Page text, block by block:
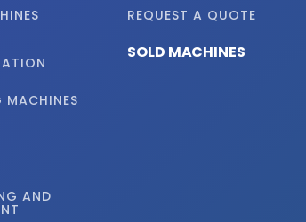
MACHINES
AND
REQUEST A QUOTE
SOLD MACHINES